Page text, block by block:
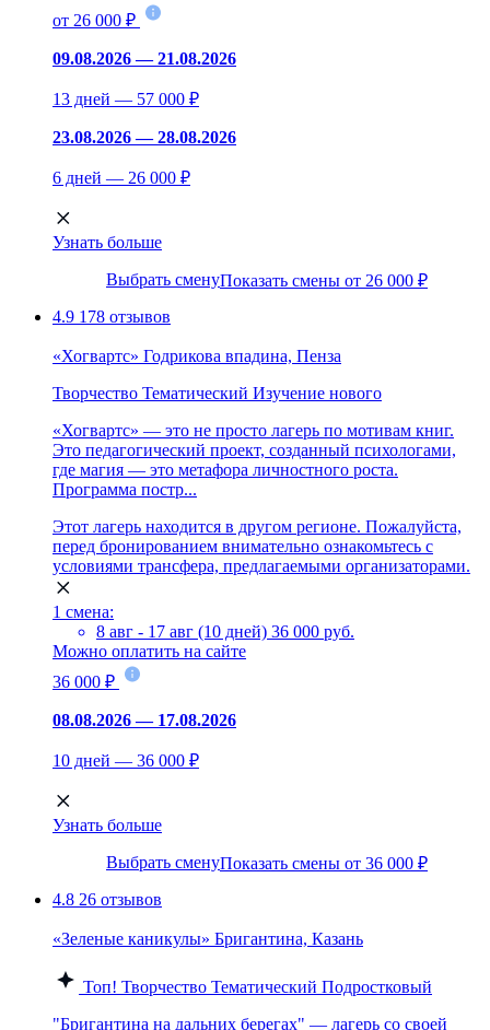
от 26 000 ₽
09.08.2026 — 21.08.2026
13 дней — 57 000 ₽
23.08.2026 — 28.08.2026
6 дней — 26 000 ₽
Узнать больше
Выбрать сменуПоказать смены от 26 000 ₽
4.9 178 отзывов
«Хогвартс» Годрикова впадина, Пенза
Творчество Тематический Изучение нового
«Хогвартс» — это не просто лагерь по мотивам книг.
Это педагогический проект, созданный психологами,
где магия — это метафора личностного роста.
Программа постр...
Этот лагерь находится в другом регионе. Пожалуйста,
перед бронированием внимательно ознакомьтесь с
условиями трансфера, предлагаемыми организаторами.
1 смена:
8 авг - 17 авг (10 дней) 36 000 руб.
Можно оплатить на сайте
36 000 ₽
08.08.2026 — 17.08.2026
10 дней — 36 000 ₽
Узнать больше
Выбрать сменуПоказать смены от 36 000 ₽
4.8 26 отзывов
«Зеленые каникулы» Бригантина, Казань
Топ! Творчество Тематический Подростковый
"Бригантина на дальних берегах" — лагерь со своей